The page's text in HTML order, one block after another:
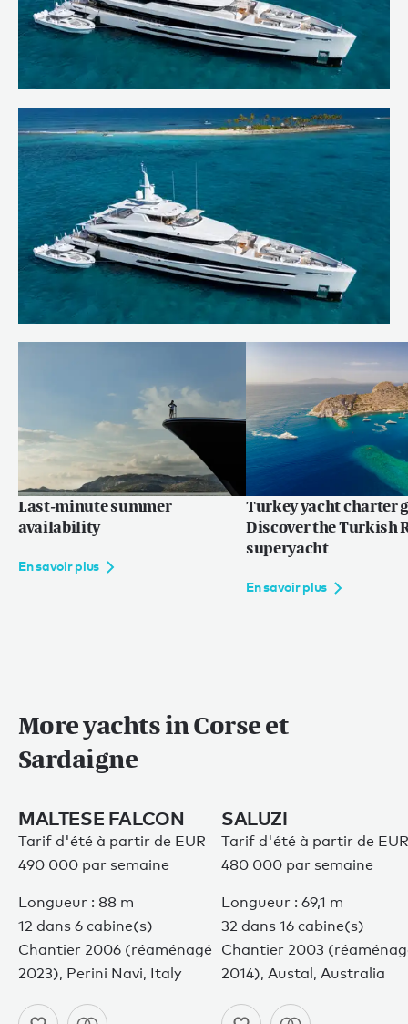
fleet
En savoir plus
En savoir plus
Last-minute summer
availability
En savoir plus
Turkey yacht charter
Discover the Turkish
superyacht
En savoir plus
More yachts in Corse et
Sardaigne
MALTESE FALCON
Tarif d'été à partir de EUR
490 000 par semaine
Longueur : 88 m
12 dans 6 cabine(s)
Chantier 2006 (réaménagé
2023), Perini Navi, Italy
SALUZI
Tarif d'été à partir de EUR
480 000 par semaine
Longueur : 69,1 m
32 dans 16 cabine(s)
Chantier 2003
2014), Austal, Australia